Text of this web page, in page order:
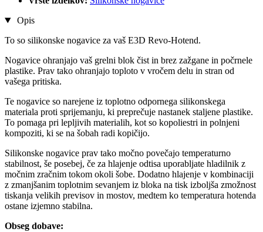
Opis
To so silikonske nogavice za vaš E3D Revo-Hotend.
Nogavice ohranjajo vaš grelni blok čist in brez zažgane in počrnele
plastike. Prav tako ohranjajo toploto v vročem delu in stran od
vašega pritiska.
Te nogavice so narejene iz toplotno odpornega silikonskega
materiala proti sprijemanju, ki preprečuje nastanek staljene plastike.
To pomaga pri lepljivih materialih, kot so kopoliestri in polnjeni
kompoziti, ki se na šobah radi kopičijo.
Silikonske nogavice prav tako močno povečajo temperaturno
stabilnost, še posebej, če za hlajenje odtisa uporabljate hladilnik z
močnim zračnim tokom okoli šobe. Dodatno hlajenje v kombinaciji
z zmanjšanim toplotnim sevanjem iz bloka na tisk izboljša zmožnost
tiskanja velikih previsov in mostov, medtem ko temperatura hotenda
ostane izjemno stabilna.
Obseg dobave: